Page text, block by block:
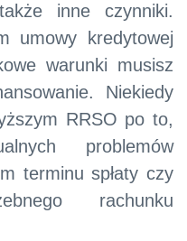
inne czynniki.
umowy kredytowej
warunki musisz
Niekiedy
RRSO po to,
problemów
terminu spłaty czy
rachunku